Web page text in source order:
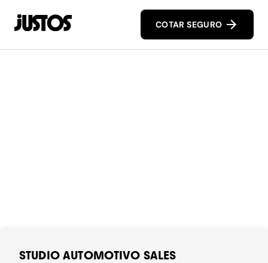
COTAR SEGURO
STUDIO AUTOMOTIVO SALES